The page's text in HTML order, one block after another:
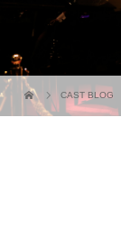
CAST BLOG